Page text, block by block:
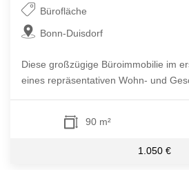
Bürofläche
Bonn-Duisdorf
Diese großzügige Büroimmobilie im
eines repräsentativen Wohn- und
90 m²
1.050 €